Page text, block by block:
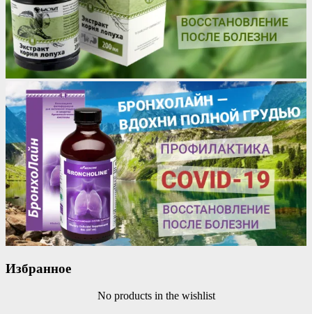
Избранное
No products in the wishlist